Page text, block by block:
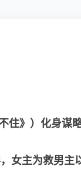
住》）化身谋
女主为救男主